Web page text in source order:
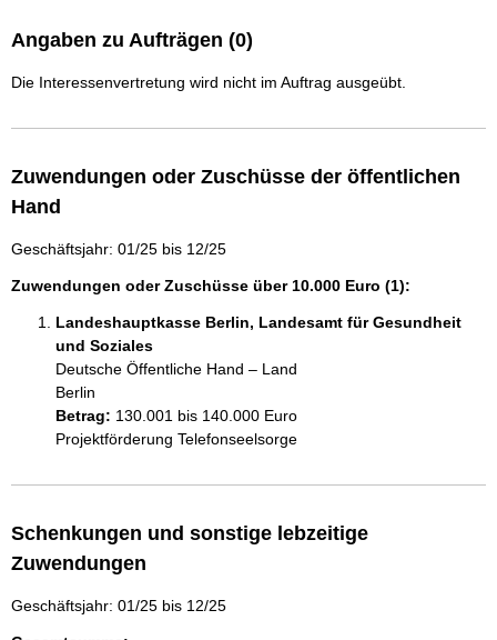
Angaben zu Aufträgen (0)
Die Interessenvertretung wird nicht im Auftrag ausgeübt.
Zuwendungen oder Zuschüsse der öffentlichen
Hand
Geschäftsjahr: 01/25 bis 12/25
Zuwendungen oder Zuschüsse über 10.000 Euro (1):
Landeshauptkasse Berlin, Landesamt für Gesundheit
und Soziales
Deutsche Öffentliche Hand – Land
Berlin
Betrag: 130.001 bis 140.000 Euro
Projektförderung Telefonseelsorge
Schenkungen und sonstige lebzeitige
Zuwendungen
Geschäftsjahr: 01/25 bis 12/25